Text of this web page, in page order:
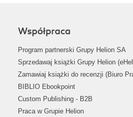
Współpraca
Program partnerski Grupy Helion SA
Sprzedawaj książki Grupy Helion
Zamawiaj książki do recenzji (Biuro
BIBLIO Ebookpoint
Custom Publishing - B2B
Praca w Grupie Helion